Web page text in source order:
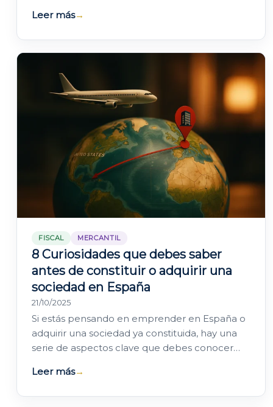
Leer más→
FISCAL MERCANTIL
8 Curiosidades que debes saber
antes de constituir o adquirir una
sociedad en España
21/10/2025
Si estás pensando en emprender en España o
adquirir una sociedad ya constituida, hay una
serie de aspectos clave que debes conocer
Leer más→